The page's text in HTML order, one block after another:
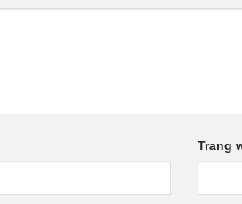
Trang